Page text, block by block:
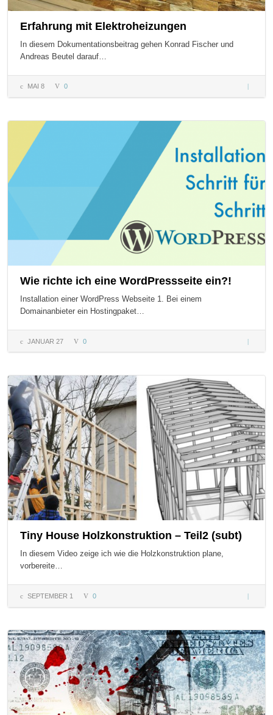
Erfahrung mit Elektroheizungen
In diesem Dokumentationsbeitrag gehen Konrad Fischer und
Andreas Beutel darauf…
MAI 8 0
Wie richte ich eine WordPressseite ein?!
Installation einer WordPress Webseite 1. Bei einem
Domainanbieter ein Hostingpaket…
JANUAR 27 0
eine
Tiny House Holzkonstruktion – Teil2 (subt)
In diesem Video zeige ich wie die Holzkonstruktion plane,
vorbereite…
SEPTEMBER 1 0